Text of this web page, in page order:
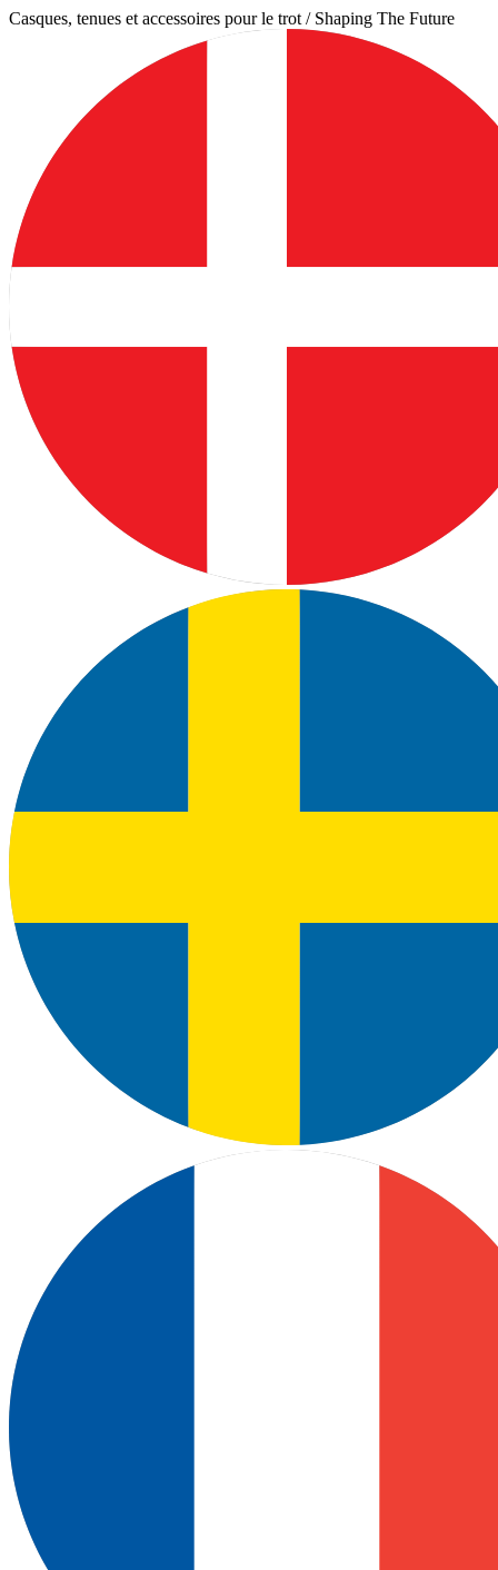
Aller
Casques, tenues et accessoires pour le trot / Shaping The Future